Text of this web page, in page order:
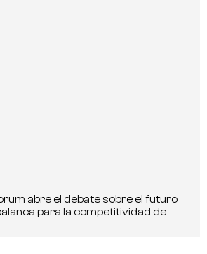
abre el debate sobre el futuro
para la competitividad de